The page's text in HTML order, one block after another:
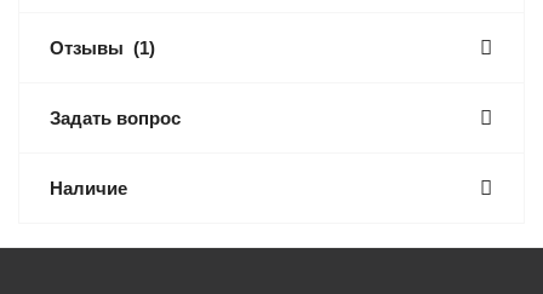
Отзывы (1)
Задать вопрос
Наличие